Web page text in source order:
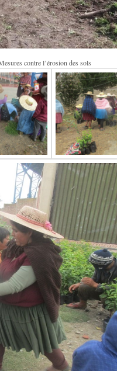
contre l’érosion des sols